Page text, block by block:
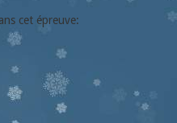
cet épreuve: